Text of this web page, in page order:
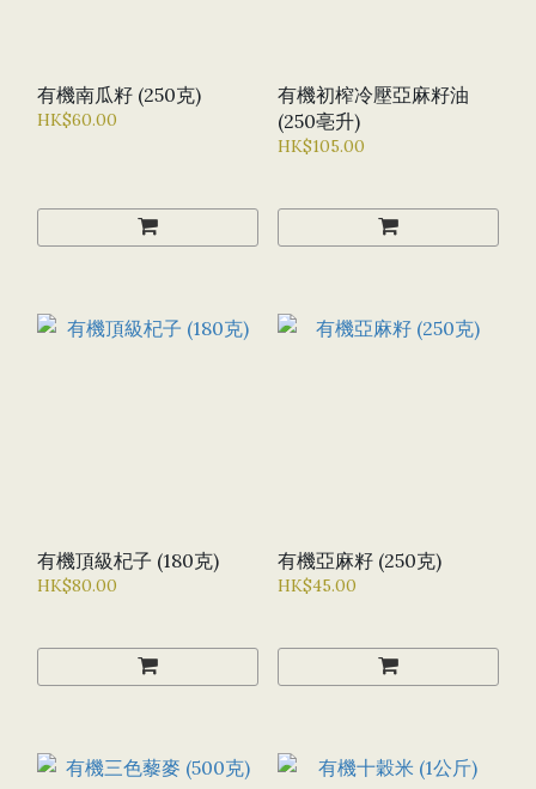
有機南瓜籽 (250克)
HK$60.00
有機初榨冷壓亞麻籽油
(250亳升)
HK$105.00
有機頂級杞子 (180克)
HK$80.00
有機亞麻籽 (250克)
HK$45.00